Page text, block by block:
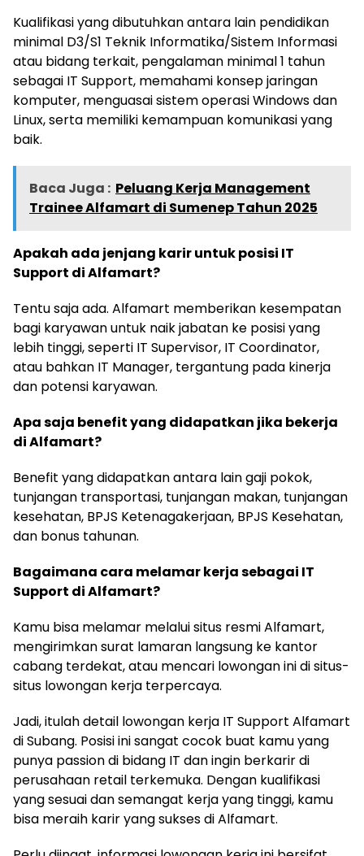
Kualifikasi yang dibutuhkan antara lain pendidikan
minimal D3/S1 Teknik Informatika/Sistem Informasi
atau bidang terkait, pengalaman minimal 1 tahun
sebagai IT Support, memahami konsep jaringan
komputer, menguasai sistem operasi Windows dan
Linux, serta memiliki kemampuan komunikasi yang
baik.
Baca Juga : Peluang Kerja Management
Trainee Alfamart di Sumenep Tahun 2025
Apakah ada jenjang karir untuk posisi IT
Support di Alfamart?
Tentu saja ada. Alfamart memberikan kesempatan
bagi karyawan untuk naik jabatan ke posisi yang
lebih tinggi, seperti IT Supervisor, IT Coordinator,
atau bahkan IT Manager, tergantung pada kinerja
dan potensi karyawan.
Apa saja benefit yang didapatkan jika bekerja
di Alfamart?
Benefit yang didapatkan antara lain gaji pokok,
tunjangan transportasi, tunjangan makan, tunjangan
kesehatan, BPJS Ketenagakerjaan, BPJS Kesehatan,
dan bonus tahunan.
Bagaimana cara melamar kerja sebagai IT
Support di Alfamart?
Kamu bisa melamar melalui situs resmi Alfamart,
mengirimkan surat lamaran langsung ke kantor
cabang terdekat, atau mencari lowongan ini di situs-
situs lowongan kerja terpercaya.
Jadi, itulah detail lowongan kerja IT Support Alfamart
di Subang. Posisi ini sangat cocok buat kamu yang
punya passion di bidang IT dan ingin berkarir di
perusahaan retail terkemuka. Dengan kualifikasi
yang sesuai dan semangat kerja yang tinggi, kamu
bisa meraih karir yang sukses di Alfamart.